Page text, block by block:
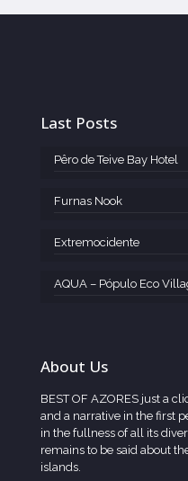
Last Posts
Pêro de Teive Bay Hotel
Furnas Nook
Extremocidente
AQUA – Pópulo Eco
About Us
BEST OF AZORES just a
and a narrative in the first
in the fullness of all its
remains to be said about
islands.